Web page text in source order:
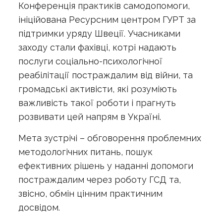
Конференція практиків самодопомоги,
ініційована Ресурсним центром ГУРТ за
підтримки уряду Швеції. Учасниками
заходу стали фахівці, котрі надають
послуги соціально-психологічної
реабілітації постраждалим від війни, та
громадські активісти, які розуміють
важливість такої роботи і прагнуть
розвивати цей напрям в Україні.
Мета зустрічі – обговорення проблемних
методологічних питань, пошук
ефективних рішень у наданні допомоги
постраждалим через роботу ГСД та,
звісно, обмін цінним практичним
досвідом.